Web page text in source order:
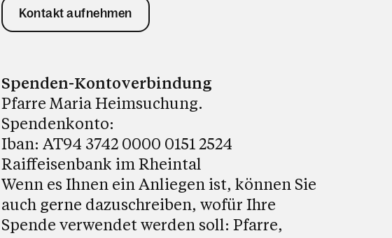
Kontakt aufnehmen
Spenden-Kontoverbindung
Pfarre Maria Heimsuchung.
Spendenkonto:
Iban: AT94 3742 0000 0151 2524
Raiffeisenbank im Rheintal
Wenn es Ihnen ein Anliegen ist, können Sie
auch gerne dazuschreiben, wofür Ihre
Spende verwendet werden soll: Pfarre,